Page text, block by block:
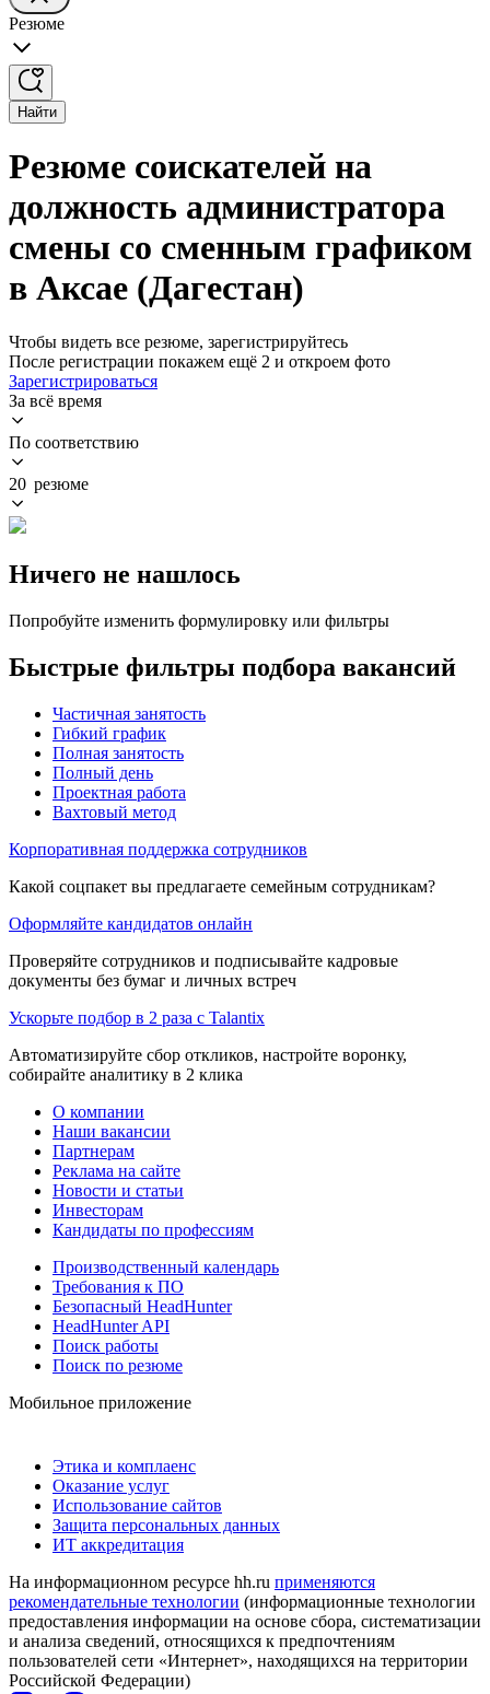
Резюме
Найти
Резюме соискателей на
должность администратора
смены со сменным графиком
в Аксае (Дагестан)
Чтобы видеть все резюме, зарегистрируйтесь
После регистрации покажем ещё 2 и откроем фото
Зарегистрироваться
За всё время
По соответствию
20 резюме
Ничего не нашлось
Попробуйте изменить формулировку или фильтры
Быстрые фильтры подбора вакансий
Частичная занятость
Гибкий график
Полная занятость
Полный день
Проектная работа
Вахтовый метод
Корпоративная поддержка сотрудников
Какой соцпакет вы предлагаете семейным сотрудникам?
Оформляйте кандидатов онлайн
Проверяйте сотрудников и подписывайте кадровые
документы без бумаг и личных встреч
Ускорьте подбор в 2 раза с Talantix
Автоматизируйте сбор откликов, настройте воронку,
собирайте аналитику в 2 клика
О компании
Наши вакансии
Партнерам
Реклама на сайте
Новости и статьи
Инвесторам
Кандидаты по профессиям
Производственный календарь
Требования к ПО
Безопасный HeadHunter
HeadHunter API
Поиск работы
Поиск по резюме
Мобильное приложение
Этика и комплаенс
Оказание услуг
Использование сайтов
Защита персональных данных
ИТ аккредитация
На информационном ресурсе hh.ru применяются
рекомендательные технологии (информационные технологии
предоставления информации на основе сбора, систематизации
и анализа сведений, относящихся к предпочтениям
пользователей сети «Интернет», находящихся на территории
Российской Федерации)